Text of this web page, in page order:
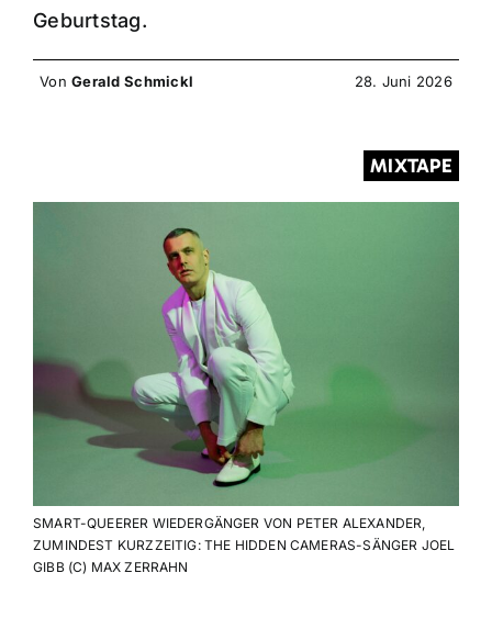
Geburtstag.
VonGerald Schmickl 28. Juni 2026
MIXTAPE
SMART-QUEERER WIEDERGÄNGER VON PETER ALEXANDER,
ZUMINDEST KURZZEITIG: THE HIDDEN CAMERAS-SÄNGER JOEL
GIBB (C) MAX ZERRAHN